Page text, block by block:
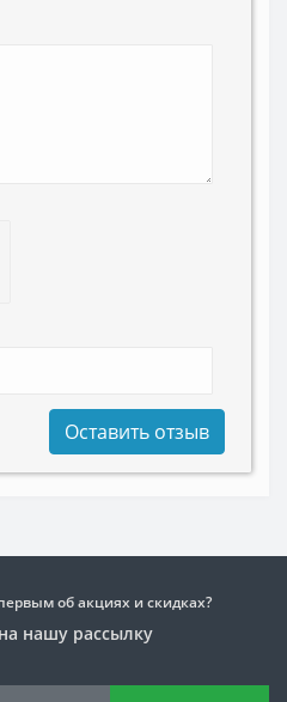
Оставить отзыв
об акциях и скидках?
нашу рассылку